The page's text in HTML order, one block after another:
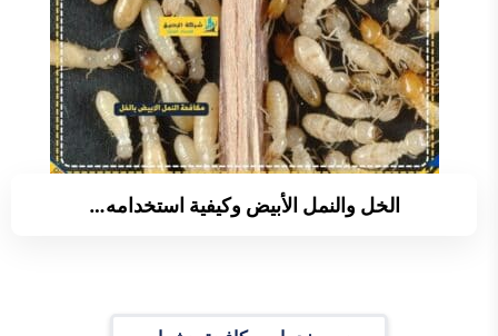
الخل والنمل الأبيض وكيفية استخدامه…